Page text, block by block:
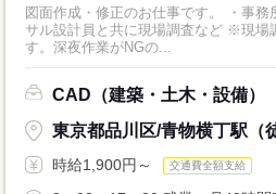
図面作成・修正のお仕事です。 ・事
サル設計員と共に現場調査など ※現場
す。深夜作業がNGの...
CAD（建築・土木・設備）
東京都品川区/青物横丁駅（
時給1,900円～ 交通費全額支給